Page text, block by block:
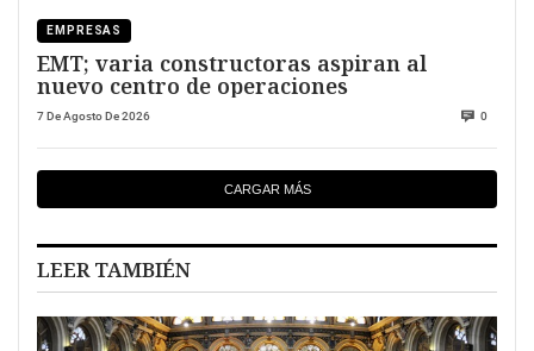
EMPRESAS
EMT; varia constructoras aspiran al
nuevo centro de operaciones
7 De Agosto De 2026 0
CARGAR MÁS
LEER TAMBIÉN